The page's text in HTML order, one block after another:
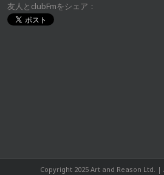
友人とclubFmをシェア：
Copyright 2025 Art and Reason Ltd. |